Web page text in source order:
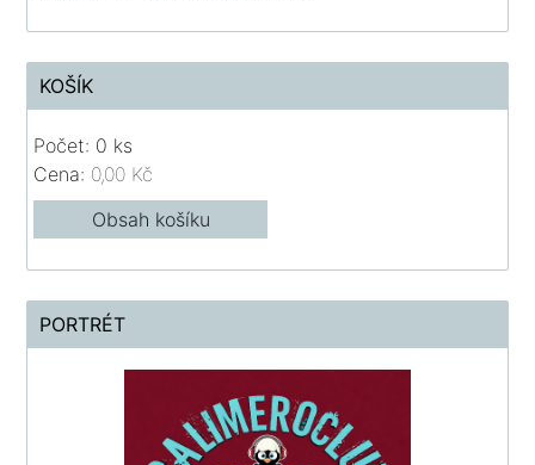
KOŠÍK
Počet: 0 ks
Cena: 0,00 Kč
Obsah košíku
PORTRÉT